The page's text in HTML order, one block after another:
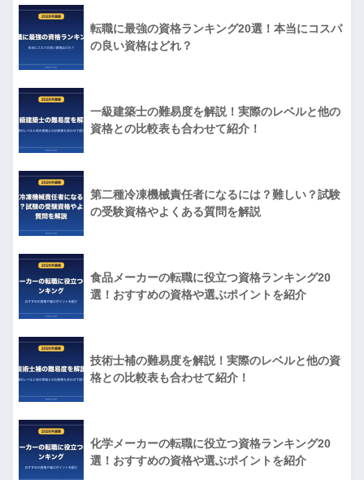
転職に最強の資格ランキング20選！本当にコスパ
の良い資格はどれ？
一級建築士の難易度を解説！実際のレベルと他の
資格との比較表も合わせて紹介！
第二種冷凍機械責任者になるには？難しい？試験
の受験資格やよくある質問を解説
食品メーカーの転職に役立つ資格ランキング20
選！おすすめの資格や選ぶポイントを紹介
技術士補の難易度を解説！実際のレベルと他の資
格との比較表も合わせて紹介！
化学メーカーの転職に役立つ資格ランキング20
選！おすすめの資格や選ぶポイントを紹介